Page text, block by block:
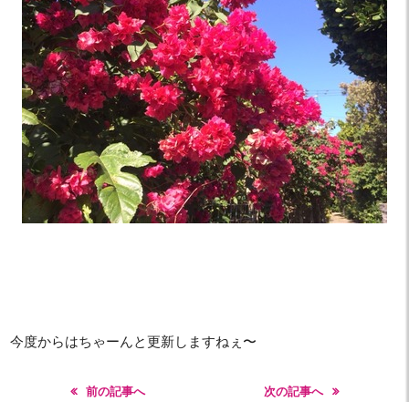
今度からはちゃーんと更新しますねぇ〜
前の記事へ 次の記事へ